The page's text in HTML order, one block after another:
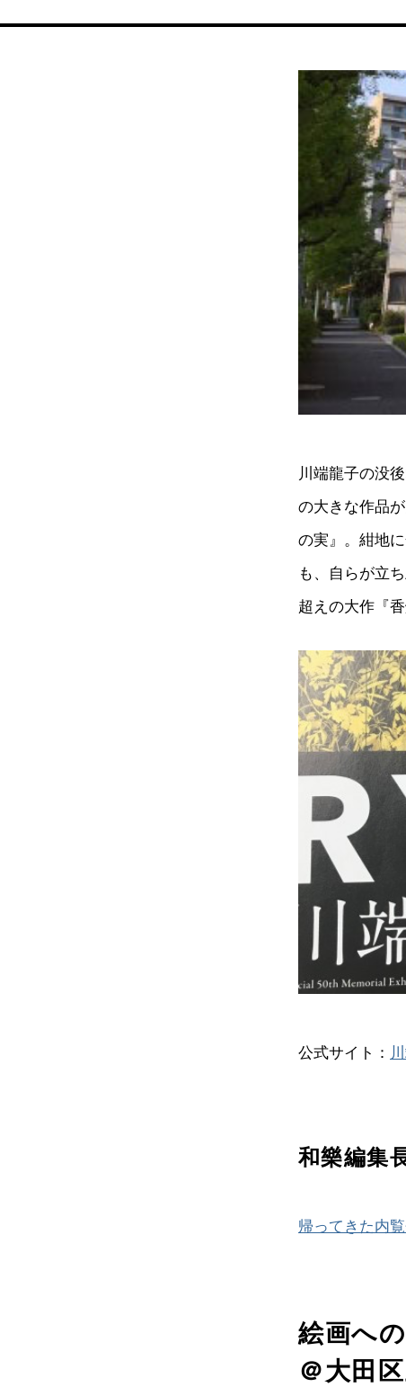
川端龍子の没
の大きな作品
の実』。紺地
も、自らが立
超えの大作『
公式サイト：
和樂編集
帰ってきた内
絵画へ
＠大田